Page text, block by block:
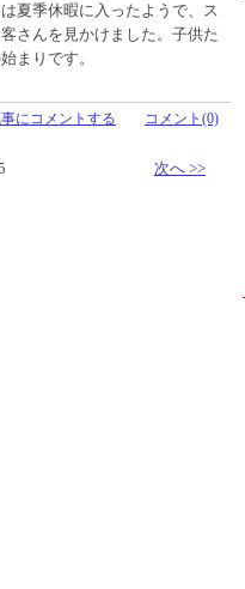
夏季休暇に入ったようで、ス
さんを見かけました。子供た
まりです。
にコメントする コメント(0)
次へ >>